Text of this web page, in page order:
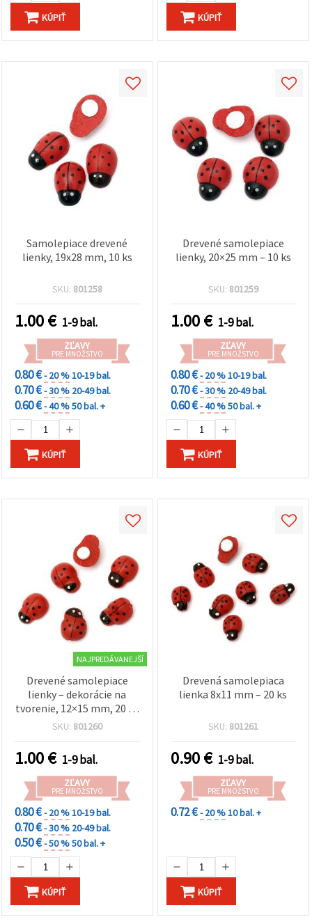
KÚPIŤ KÚPIŤ
Samolepiace drevené
lienky, 19x28 mm, 10 ks
SKU: 801258
1.00€ 1-9 bal.
ZĽAVY
PRE MNOŽSTVO
0.80 €- 20 %10-19 bal.
0.70 €- 30 % 20-49 bal.
0.60 €- 40 %50 bal. +
KÚPIŤ
Drevené samolepiace
lienky, 20×25 mm – 10 ks
SKU: 801259
1.00€ 1-9 bal.
ZĽAVY
PRE MNOŽSTVO
0.80 €- 20 %10-19 bal.
0.70 €- 30 % 20-49 bal.
0.60 €- 40 %50 bal. +
KÚPIŤ
NAJPREDÁVANEJŠÍ
Drevené samolepiace
lienky – dekorácie na
tvorenie, 12×15 mm, 20 ks
(mix)
SKU: 801260
1.00€ 1-9 bal.
ZĽAVY
PRE MNOŽSTVO
0.80 €- 20 %10-19 bal.
0.70 €- 30 % 20-49 bal.
0.50 €- 50 %50 bal. +
KÚPIŤ
Drevená samolepiaca
lienka 8x11 mm – 20 ks
SKU: 801261
0.90€ 1-9 bal.
ZĽAVY
PRE MNOŽSTVO
0.72 €- 20 %10 bal. +
KÚPIŤ